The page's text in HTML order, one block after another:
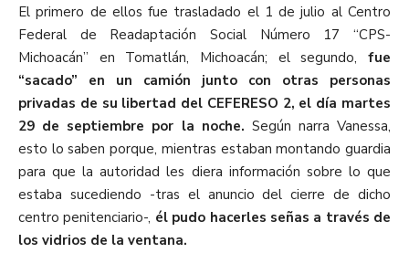
El primero de ellos fue trasladado el 1 de julio al Centro
Federal de Readaptación Social Número 17 “CPS-
Michoacán” en Tomatlán, Michoacán; el segundo, fue
“sacado” en un camión junto con otras personas
privadas de su libertad del CEFERESO 2, el día martes
29 de septiembre por la noche. Según narra Vanessa,
esto lo saben porque, mientras estaban montando guardia
para que la autoridad les diera información sobre lo que
estaba sucediendo -tras el anuncio del cierre de dicho
centro penitenciario-, él pudo hacerles señas a través de
los vidrios de la ventana.